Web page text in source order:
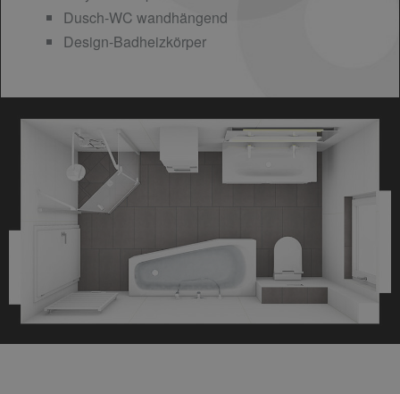
Dusch-WC wandhängend
Design-Badheizkörper